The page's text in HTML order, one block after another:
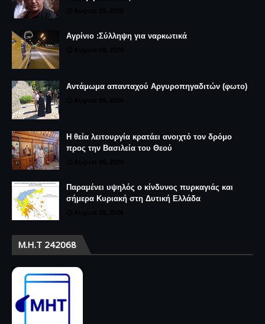
Αγρίνιο :Σύλληψη για ναρκωτικά
Αντάμωμα απανταχού Αργυροπηγαδιτών (φωτο)
Η θεία λειτουργία κρατάει ανοιχτό τον δρόμο
προς την Βασιλεία του Θεού
Παραμένει υψηλός ο κίνδυνος πυρκαγιάς και
σήμερα Κυριακή στη Δυτική Ελλάδα
Μ.Η.Τ 242068